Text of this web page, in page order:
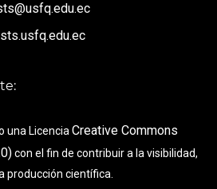
una LicenciaCreative Commons
con el fin de contribuir a la visibilidad,
producción científica.